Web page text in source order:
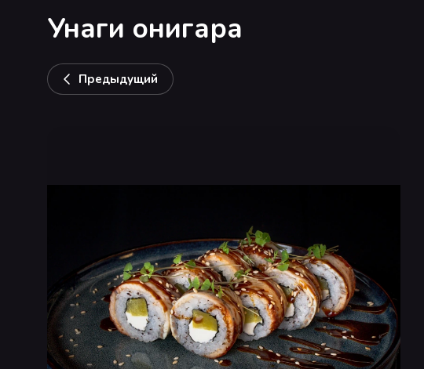
Унаги онигара
Предыдущий